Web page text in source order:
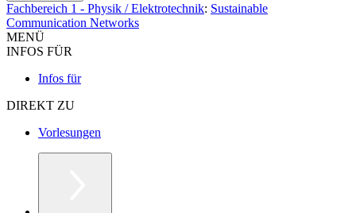
Fachbereich 1 - Physik / Elektrotechnik: Sustainable
Communication Networks
MENÜ
INFOS FÜR
Infos für
DIREKT ZU
Vorlesungen